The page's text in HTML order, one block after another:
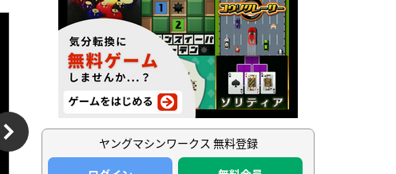
ヤングマシンワークス 無料登録